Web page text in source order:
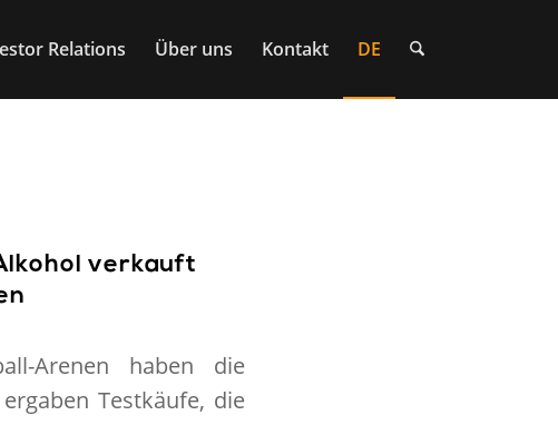
Relations Über uns Kontakt DE
verkauft
Arenen haben die
Testkäufe, die